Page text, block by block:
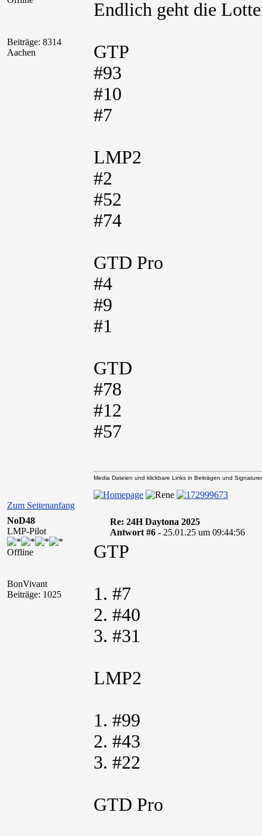
Beiträge: 8314
Aachen
Endlich geht die
GTP
#93
#10
#7
LMP2
#2
#52
#74
GTD Pro
#4
#9
#1
GTD
#78
#12
#57
Zum Seitenanfang
Media Dateien und klickbare Links in Beiträgen und
NoD48
LMP-Pilot
Offline
BonVivant
Beiträge: 1025
Re: 24H Daytona 2025
Antwort #6 - 25.01.25 um 09:44:56
GTP
1. #7
2. #40
3. #31
LMP2
1. #99
2. #43
3. #22
GTD Pro